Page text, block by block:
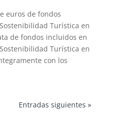
euros de fondos
Turística en
de fondos incluidos en
Turística en
con los
Entradas siguientes »